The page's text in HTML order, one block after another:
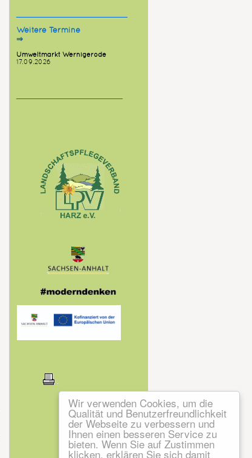
Wir verwenden Cookies, um die
Qualität und Benutzerfreundlichkeit
der Webseite zu verbessern und
Ihnen einen besseren Service zu
bieten. Wenn Sie auf Zustimmen
klicken, erklären Sie sich damit
Weitere Termine
⇒
Umweltmarkt Wernigerode
17.09.2026